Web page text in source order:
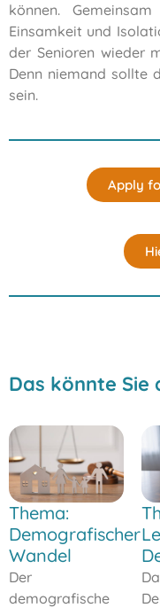
können.
Einsamkeit und
der Senioren wieder
Denn niemand sollte
sein.
Apply
Das könnte Sie
Thema:
Demografischer
Wandel
Der
demografische